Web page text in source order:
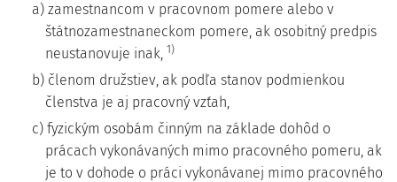
a) zamestnancom v pracovnom pomere alebo v
štátnozamestnaneckom pomere, ak osobitný predpis
neustanovuje inak, 1)
b) členom družstiev, ak podľa stanov podmienkou
členstva je aj pracovný vzťah,
c) fyzickým osobám činným na základe dohôd o
prácach vykonávaných mimo pracovného pomeru, ak
je to v dohode o práci vykonávanej mimo pracovného